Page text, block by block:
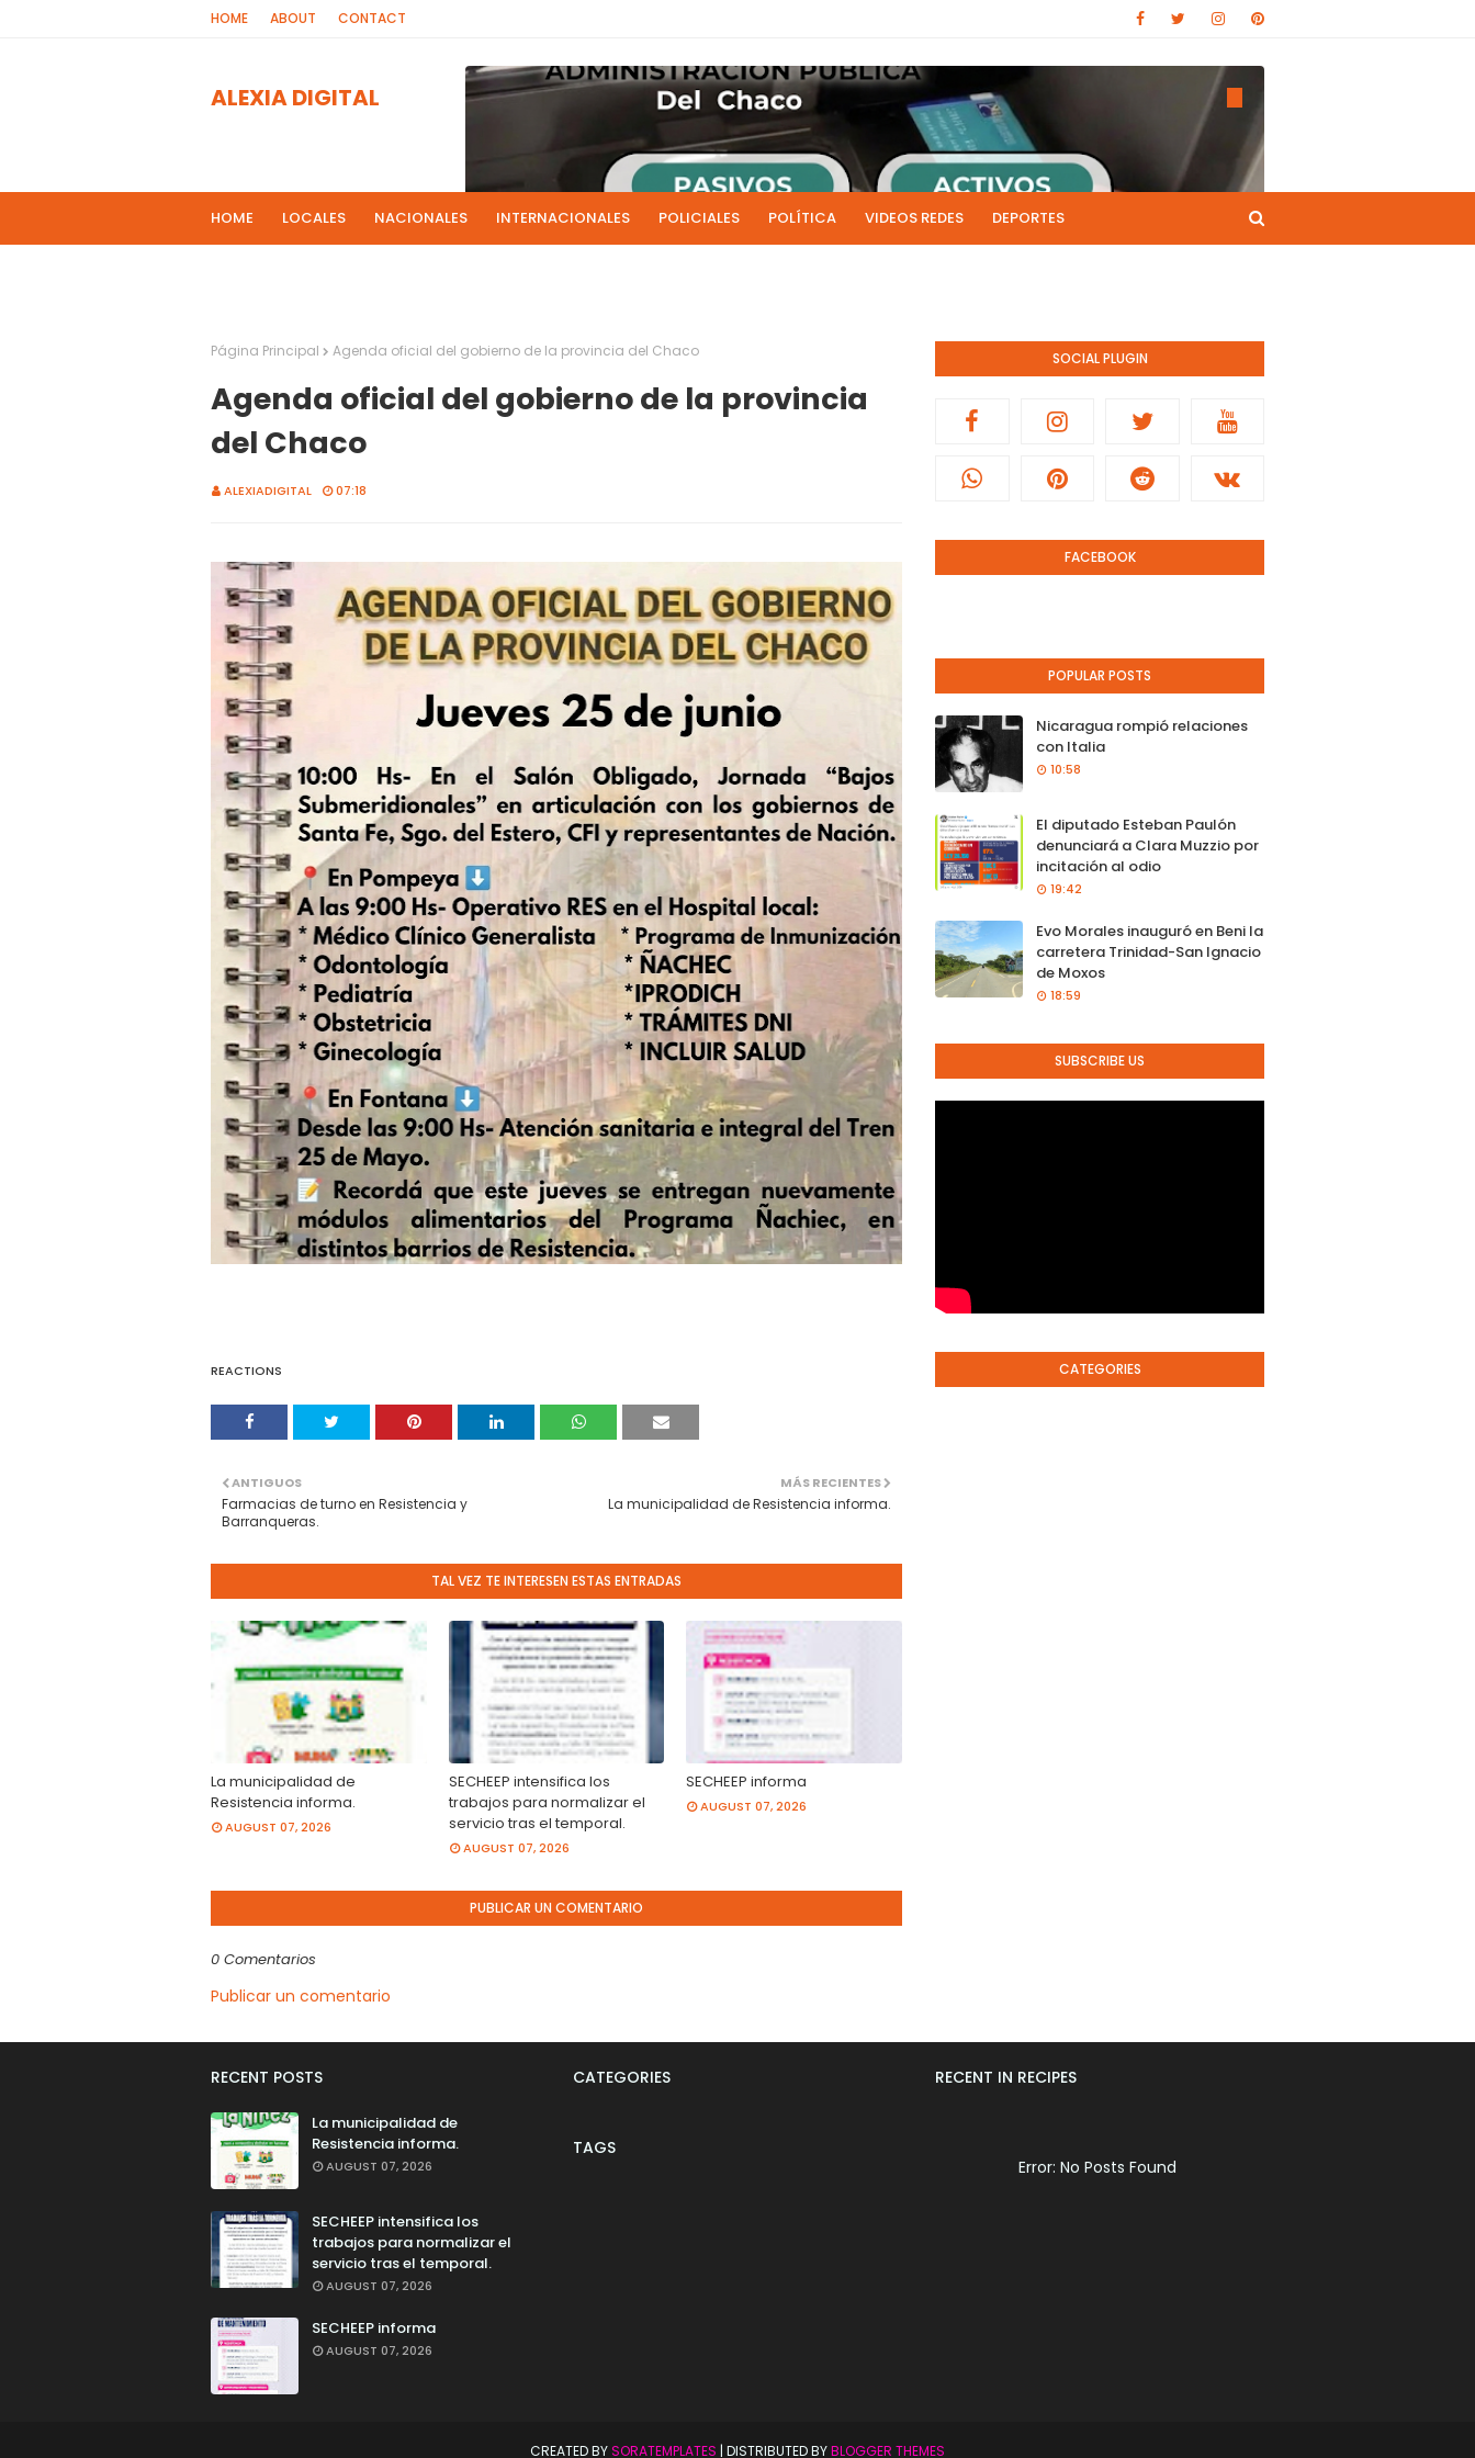
HOME ABOUT CONTACT
ALEXIA DIGITAL
HOME LOCALES NACIONALES INTERNACIONALES POLICIALES POLÍTICA VIDEOS REDES DEPORTES
Página Principal Agenda oficial del gobierno de la provincia del Chaco
Agenda oficial del gobierno de la provincia
del Chaco
ALEXIADIGITAL 07:18
REACTIONS
MÁS RECIENTES
La municipalidad de Resistencia informa.
ANTIGUOS
Farmacias de turno en Resistencia y
Barranqueras.
TAL VEZ TE INTERESEN ESTAS ENTRADAS
La municipalidad de
Resistencia informa.
AUGUST 07, 2026
SECHEEP intensifica los
trabajos para normalizar el
servicio tras el temporal.
AUGUST 07, 2026
SECHEEP informa
AUGUST 07, 2026
PUBLICAR UN COMENTARIO
0 Comentarios
Publicar un comentario
SOCIAL PLUGIN
FACEBOOK
POPULAR POSTS
Nicaragua rompió relaciones
con Italia
10:58
El diputado Esteban Paulón
denunciará a Clara Muzzio por
incitación al odio
19:42
Evo Morales inauguró en Beni la
carretera Trinidad-San Ignacio
de Moxos
18:59
SUBSCRIBE US
CATEGORIES
RECENT POSTS
La municipalidad de
Resistencia informa.
AUGUST 07, 2026
SECHEEP intensifica los
trabajos para normalizar el
servicio tras el temporal.
AUGUST 07, 2026
SECHEEP informa
AUGUST 07, 2026
CATEGORIES
TAGS
RECENT IN RECIPES
Error: No Posts Found
CREATED BYSORATEMPLATES | DISTRIBUTED BYBLOGGER THEMES